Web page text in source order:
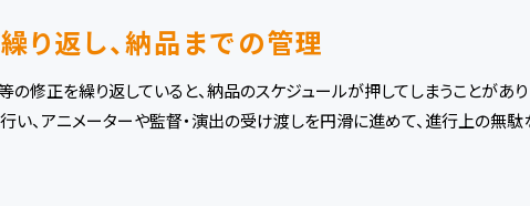
り返し、納品までの管理
修正を繰り返していると、納品のスケジュールが押してしまうことがあ
い、アニメーターや監督・演出の受け渡しを円滑に進めて、進行上の無駄